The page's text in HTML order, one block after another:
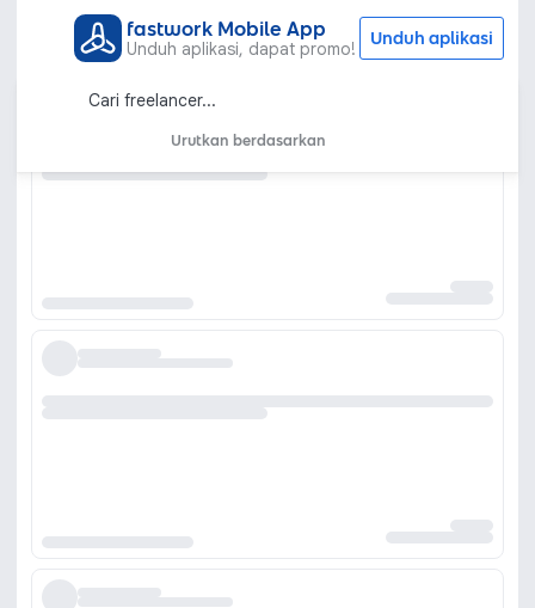
fastwork Mobile App
Unduh aplikasi, dapat promo! Unduh aplikasi
Urutkan berdasarkan